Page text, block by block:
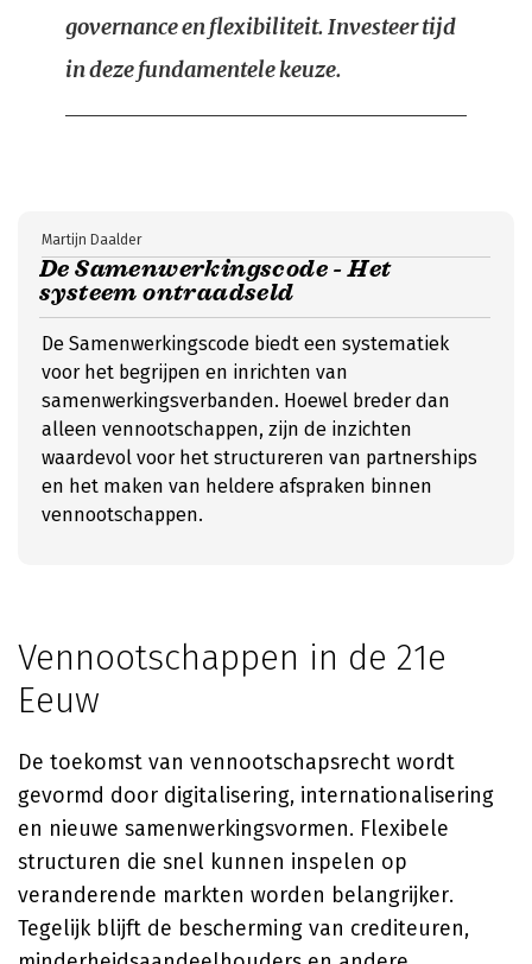
governance en flexibiliteit. Investeer tijd
in deze fundamentele keuze.
De Samenwerkingscode - Het
systeem ontraadseld
Martijn Daalder
De Samenwerkingscode biedt een systematiek
voor het begrijpen en inrichten van
samenwerkingsverbanden. Hoewel breder dan
alleen vennootschappen, zijn de inzichten
waardevol voor het structureren van partnerships
en het maken van heldere afspraken binnen
vennootschappen.
Vennootschappen in de 21e
Eeuw
De toekomst van vennootschapsrecht wordt
gevormd door digitalisering, internationalisering
en nieuwe samenwerkingsvormen. Flexibele
structuren die snel kunnen inspelen op
veranderende markten worden belangrijker.
Tegelijk blijft de bescherming van crediteuren,